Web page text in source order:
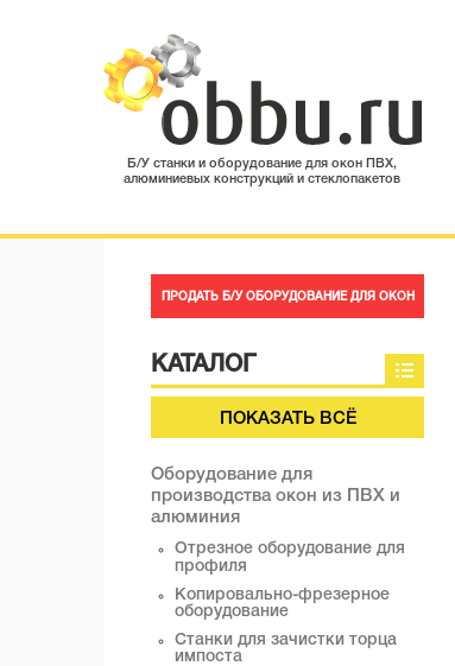
Б/У станки и оборудование для окон ПВХ,
алюминиевых конструкций и стеклопакетов
ПРОДАТЬ Б/У ОБОРУДОВАНИЕ ДЛЯ ОКОН
КАТАЛОГ
ПОКАЗАТЬ ВСЁ
Оборудование для
производства окон из ПВХ и
алюминия
Отрезное оборудование для
профиля
Копировально-фрезерное
оборудование
Станки для зачистки торца
импоста